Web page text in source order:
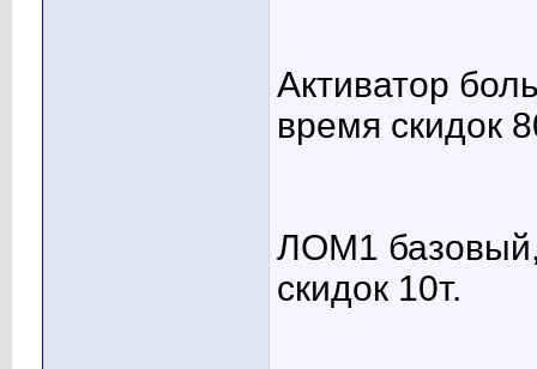
Активатор
время скидок
ЛОМ1 базовый,
скидок 10т.